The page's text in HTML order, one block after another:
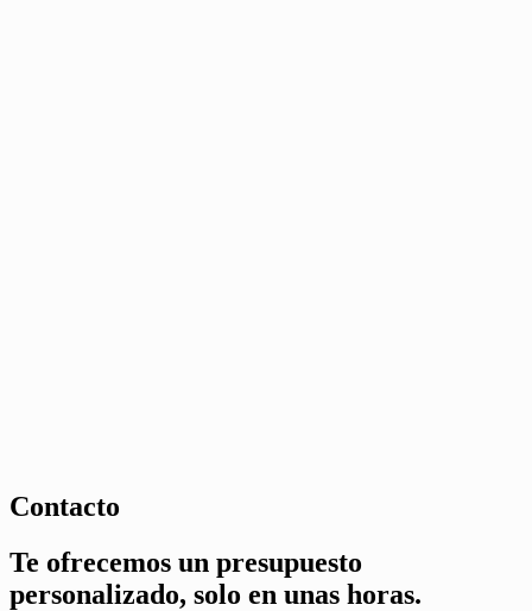
Contacto
Te ofrecemos un presupuesto
personalizado, solo en unas horas.